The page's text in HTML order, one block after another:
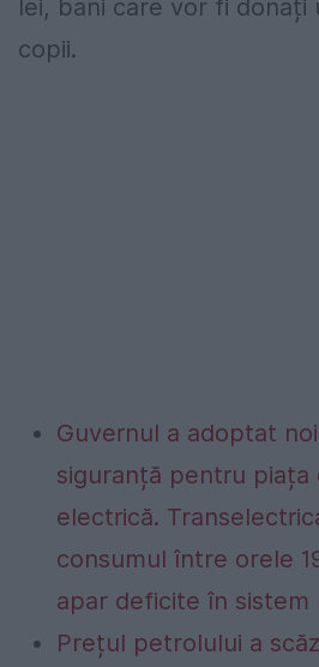
lei, bani care vor fi donați
copii.
Guvernul a adoptat
siguranță pentru piața
electrică.
consumul între orele
apar deficite în sistem
Prețul petrolului a